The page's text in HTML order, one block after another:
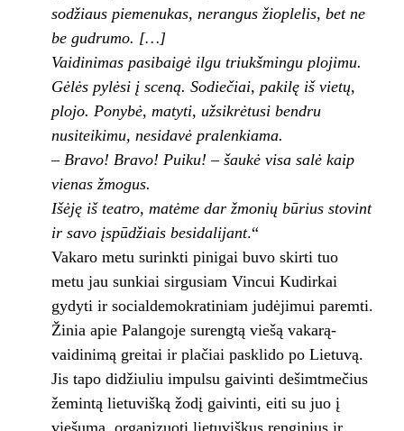
sodžiaus piemenukas, nerangus žioplelis, bet ne
be gudrumo. […]
Vaidinimas pasibaigė ilgu triukšmingu plojimu.
Gėlės pylėsi į sceną. Sodiečiai, pakilę iš vietų,
plojo. Ponybė, matyti, užsikrėtusi bendru
nusiteikimu, nesidavė pralenkiama.
– Bravo! Bravo! Puiku! – šaukė visa salė kaip
vienas žmogus.
Išėję iš teatro, matėme dar žmonių būrius stovint
ir savo įspūdžiais besidalijant.“
Vakaro metu surinkti pinigai buvo skirti tuo
metu jau sunkiai sirgusiam Vincui Kudirkai
gydyti ir socialdemokratiniam judėjimui paremti.
Žinia apie Palangoje surengtą viešą vakarą-
vaidinimą greitai ir plačiai pasklido po Lietuvą.
Jis tapo didžiuliu impulsu gaivinti dešimtmečius
žemintą lietuvišką žodį gaivinti, eiti su juo į